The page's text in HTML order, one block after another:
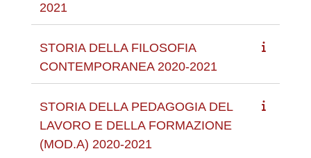
2021
STORIA DELLA FILOSOFIA
CONTEMPORANEA 2020-2021
STORIA DELLA PEDAGOGIA DEL
LAVORO E DELLA FORMAZIONE
(MOD.A) 2020-2021